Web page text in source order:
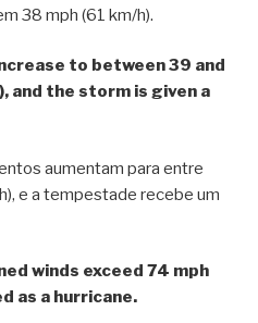
38 mph (61 km/h).
to between 39 and
and the storm is given a
aumentam para entre
e a tempestade recebe um
winds exceed 74 mph
as a hurricane.